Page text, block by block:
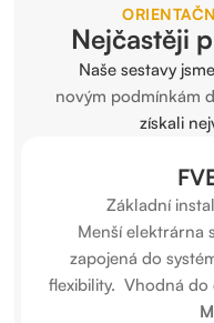
Nejčastěji
Naše sestavy
novým podmínkám
získali
Základní
Menší elektrárna
zapojená do
flexibility. Vhodná